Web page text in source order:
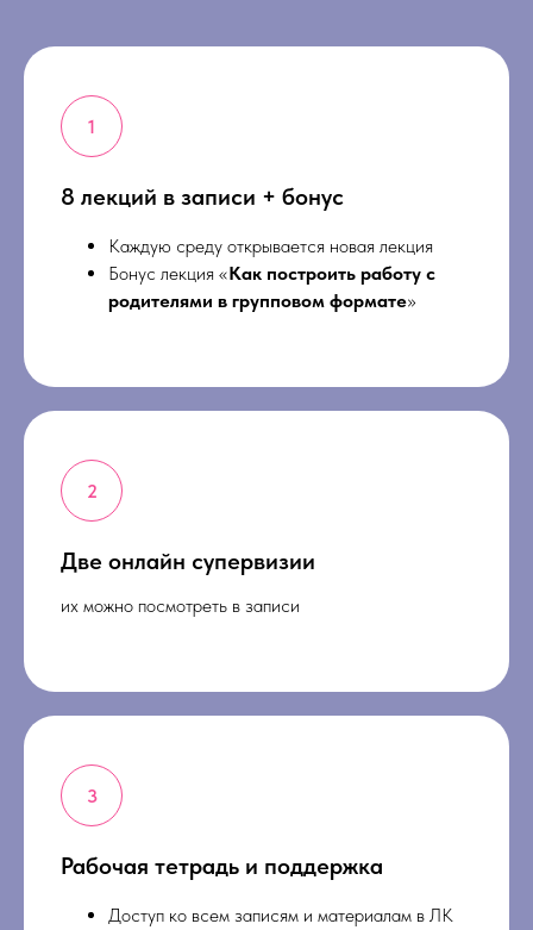
8 лекций в записи + бонус
Каждую среду открывается новая лекция
Бонус лекция «Как построить работу с
родителями в групповом формате»
Две онлайн супервизии
их можно посмотреть в записи
Рабочая тетрадь и поддержка
Доступ ко всем записям и материалам в ЛК